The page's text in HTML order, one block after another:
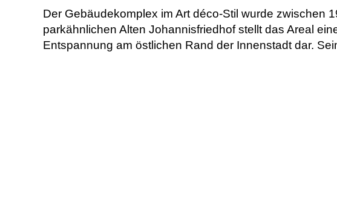
Der Gebäudekomplex im Art déco-Stil wurde zwischen
parkähnlichen Alten Johannisfriedhof stellt das Areal
Entspannung am östlichen Rand der Innenstadt dar.